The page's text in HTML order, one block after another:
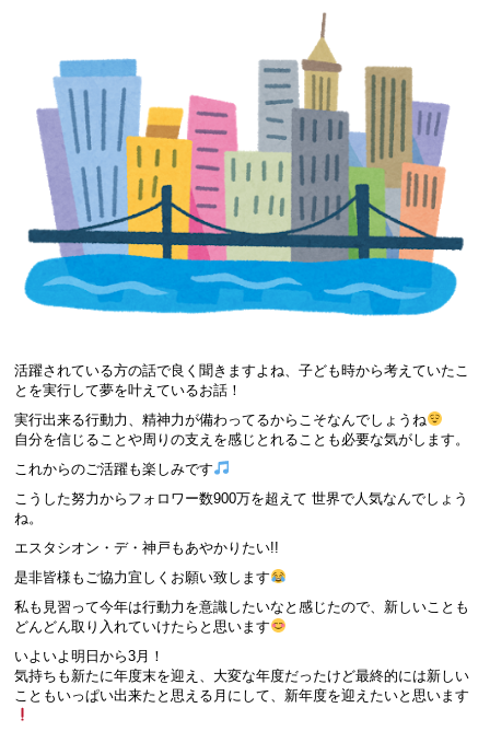
活躍されている方の話で良く聞きますよね、子ども時から考えていたこ
とを実行して夢を叶えているお話！
実行出来る行動力、精神力が備わってるからこそなんでしょうね
自分を信じることや周りの支えを感じとれることも必要な気がします。
これからのご活躍も楽しみです
こうした努力からフォロワー数900万を超えて 世界で人気なんでしょう
ね。
エスタシオン・デ・神戸もあやかりたい!!
是非皆様もご協力宜しくお願い致します
私も見習って今年は行動力を意識したいなと感じたので、新しいことも
どんどん取り入れていけたらと思います
いよいよ明日から3月！
気持ちも新たに年度末を迎え、大変な年度だったけど最終的には新しい
こともいっぱい出来たと思える月にして、新年度を迎えたいと思います